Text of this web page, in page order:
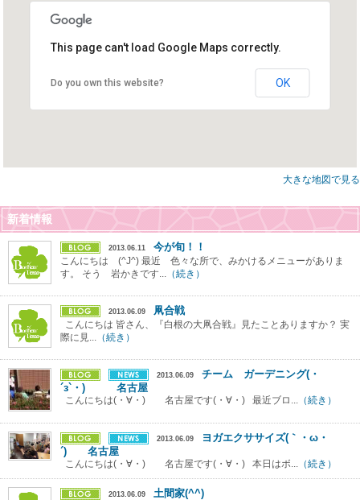
This page can't load Google Maps correctly.
Do you own this website? OK
大きな地図で見る
新着情報
2013.06.11 今が旬！！
こんにちは (^J^) 最近 色々な所で、みかけるメニューがありま
す。 そう 岩かきです...
（続き）
2013.06.09 凧合戦
こんにちは 皆さん、『白根の大凧合戦』見たことありますか？ 実
際に見...
（続き）
2013.06.09
チーム ガーデニング(・
´з`・) 名古屋
こんにちは(・∀・) 名古屋です(・∀・) 最近ブロ... （続き）
2013.06.09
ヨガエクササイズ(｀・ω・
´) 名古屋
こんにちは(・∀・) 名古屋です(・∀・) 本日はボ... （続き）
2013.06.09 土間家(^^)